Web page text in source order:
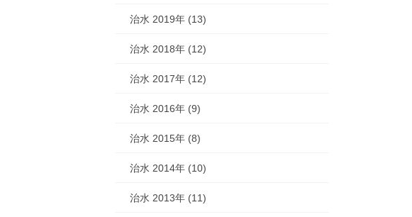
治水 2019年 (13)
治水 2018年 (12)
治水 2017年 (12)
治水 2016年 (9)
治水 2015年 (8)
治水 2014年 (10)
治水 2013年 (11)